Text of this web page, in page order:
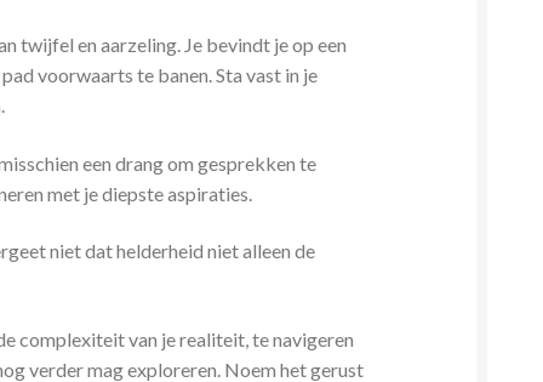
twijfel en aarzeling. Je bevindt je op een
voorwaarts te banen. Sta vast in je
een drang om gesprekken te
met je diepste aspiraties.
niet dat helderheid niet alleen de
complexiteit van je realiteit, te navigeren
verder mag exploreren. Noem het gerust